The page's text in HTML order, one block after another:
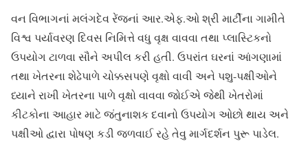
વન વિભાગનાં મલંગદેવ રેંજનાં આર.એફ.ઓ શ્રી માર્ટીના ગામીતે
વિશ્વ પર્યાવરણ દિવસ નિમિત્તે વધુ વૃક્ષ વાવવા તથા પ્લાસ્ટિકનો
ઉપયોગ ટાળવા સૌને અપીલ કરી હતી. ઉપરાંત ઘરનાં આંગણામાં
તથા ખેતરના શેઢેપાળે ચોક્કસપણે વૃક્ષો વાવી અને પશુ-પક્ષીઓને
ધ્યાને રાખી ખેતરના પાળે વૃક્ષો વાવવા જોઈએ જેથી ખેતરોમાં
કીટકોના આહાર માટે જંતુનાશક દવાનો ઉપયોગ ઓછો થાય અને
પક્ષીઓ દ્વારા પોષણ કડી જળવાઈ રહે તેવુ માર્ગદર્શન પુરૂ પાડેલ.